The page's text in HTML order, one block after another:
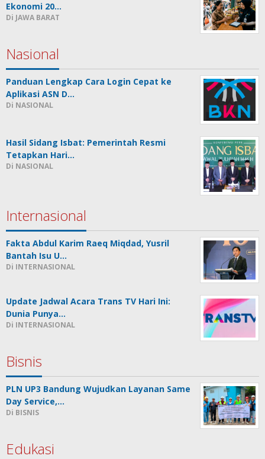
Ekonomi 20…
Di JAWA BARAT
Nasional
Panduan Lengkap Cara Login Cepat ke
Aplikasi ASN D…
Di NASIONAL
Hasil Sidang Isbat: Pemerintah Resmi
Tetapkan Hari…
Di NASIONAL
Internasional
Fakta Abdul Karim Raeq Miqdad, Yusril
Bantah Isu U…
Di INTERNASIONAL
Update Jadwal Acara Trans TV Hari Ini:
Dunia Punya…
Di INTERNASIONAL
Bisnis
PLN UP3 Bandung Wujudkan Layanan Same
Day Service,…
Di BISNIS
Edukasi